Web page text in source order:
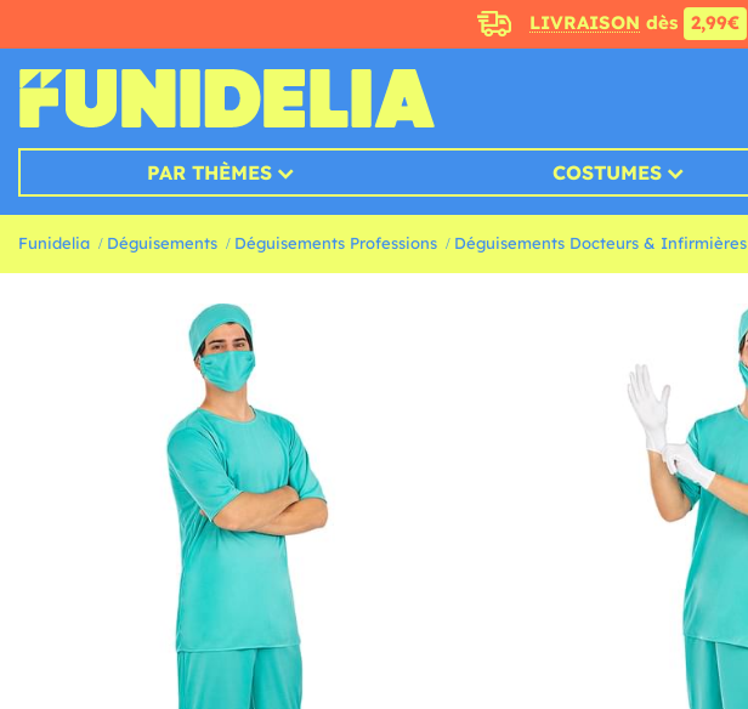
LIVRAISON dès 2,99€
PAR THÈMES COSTUMES
Funidelia Déguisements Déguisements Professions Déguisements Docteurs & Infirmières